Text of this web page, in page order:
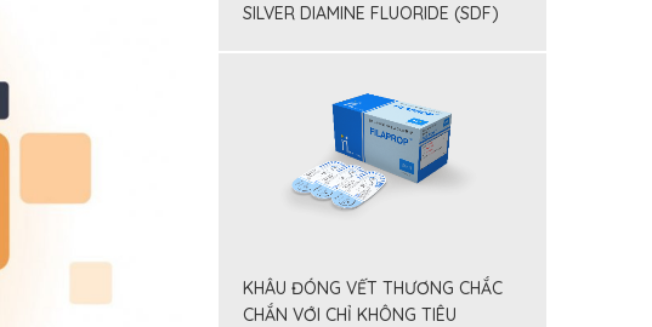
SILVER DIAMINE FLUORIDE (SDF)
KHÂU ĐÓNG VẾT THƯƠNG CHẮC
CHẮN VỚI CHỈ KHÔNG TIÊU